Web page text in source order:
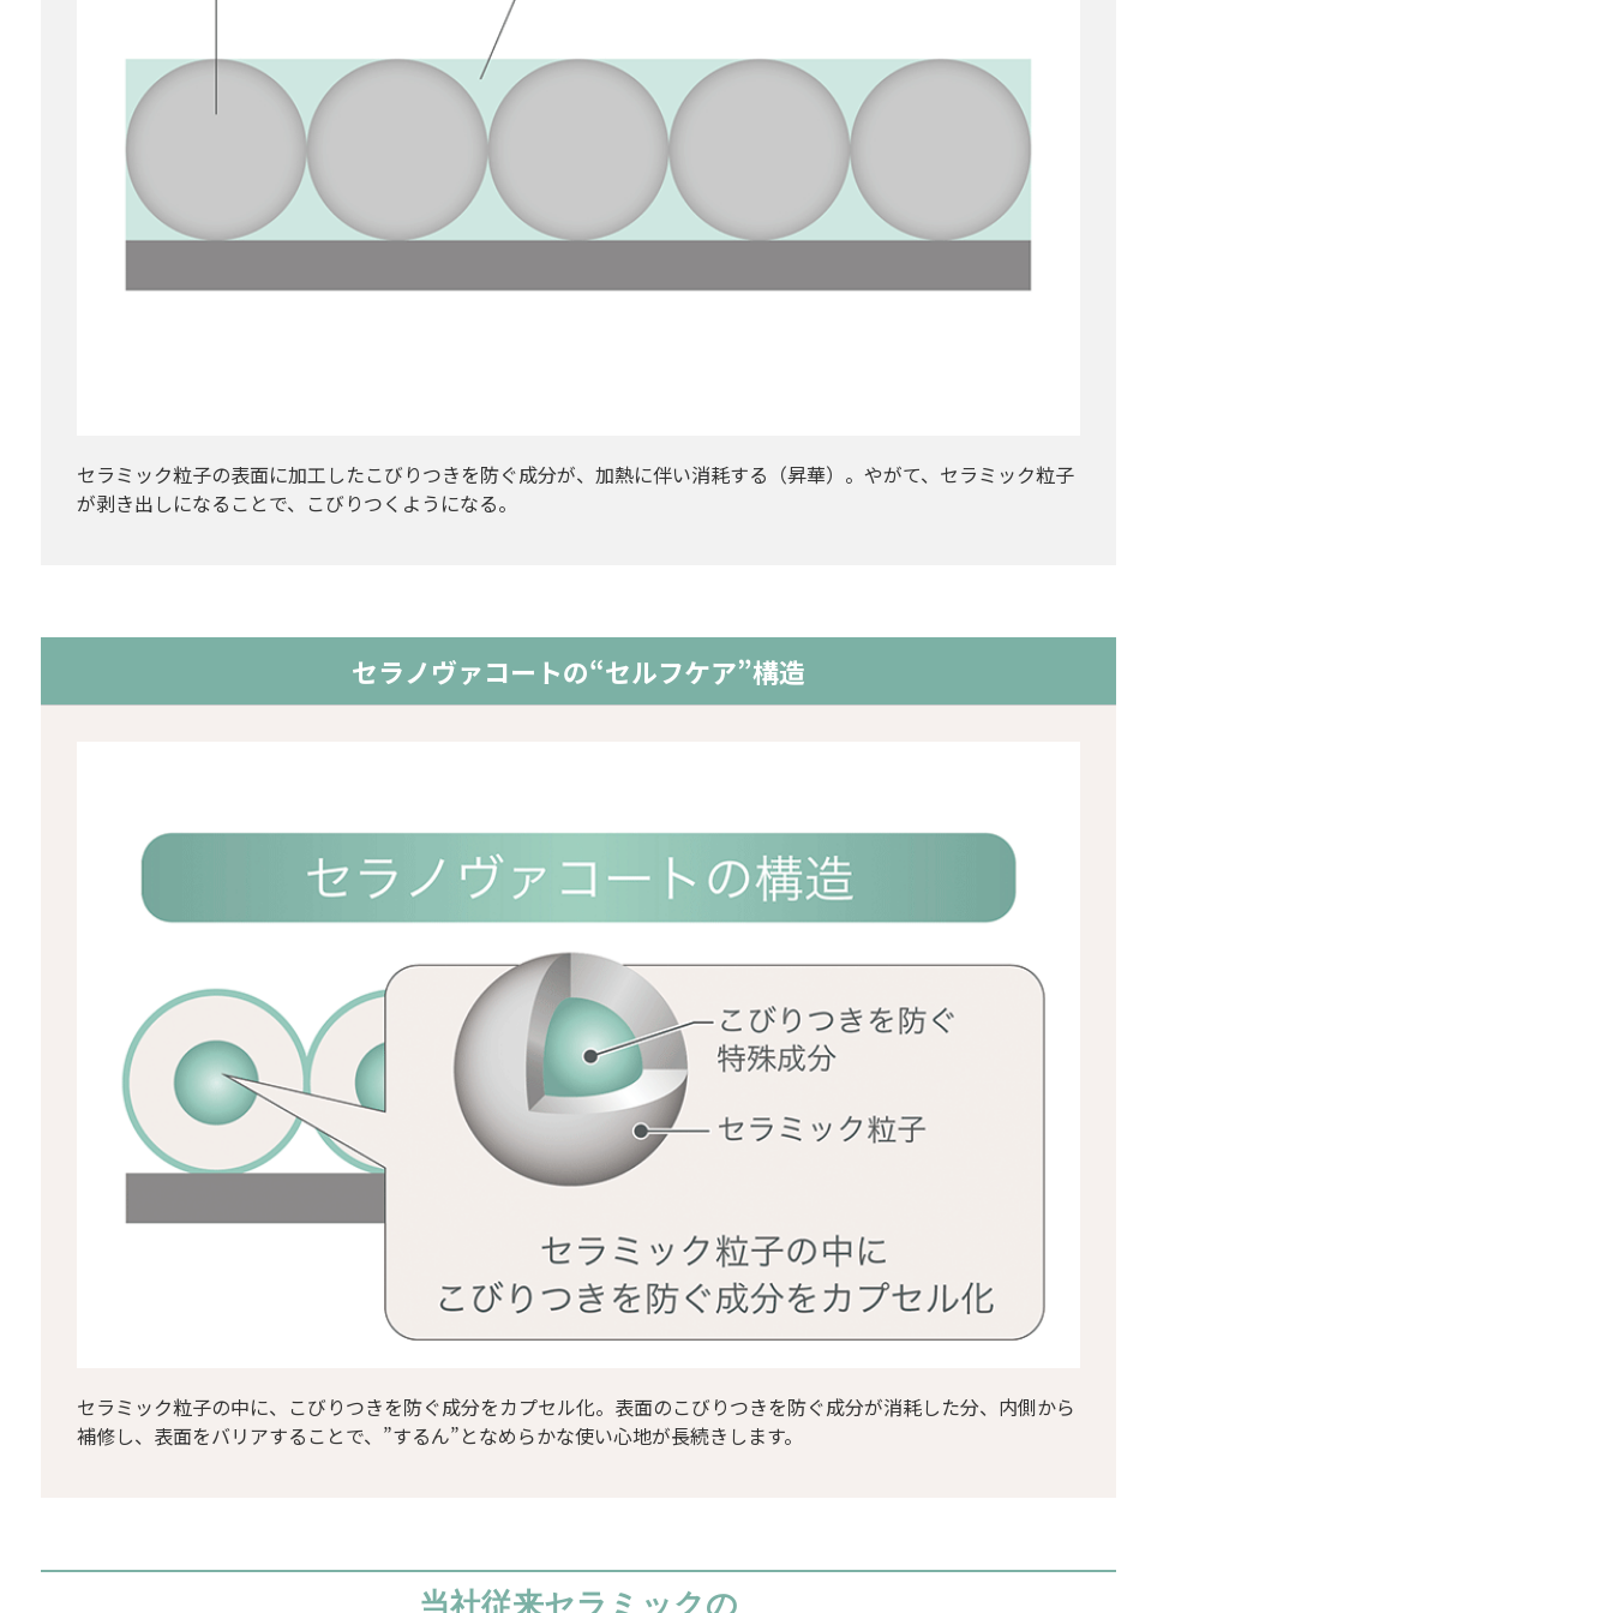
セラミック粒子の表面に加工したこびりつきを防ぐ成分が、加熱に伴い消耗する（昇華）。やがて、セラミック粒子
が剥き出しになることで、こびりつくようになる。
セラノヴァコートの“セルフケア”構造
セラミック粒子の中に、こびりつきを防ぐ成分をカプセル化。表面のこびりつきを防ぐ成分が消耗した分、内側から
補修し、表面をバリアすることで、”するん”となめらかな使い心地が長続きします。
当社従来セラミックの